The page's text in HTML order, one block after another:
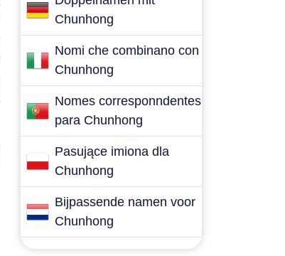
Chunhong
Nomi che combinano con
Chunhong
Nomes corresponndentes
para Chunhong
Pasujące imiona dla
Chunhong
Bijpassende namen voor
Chunhong